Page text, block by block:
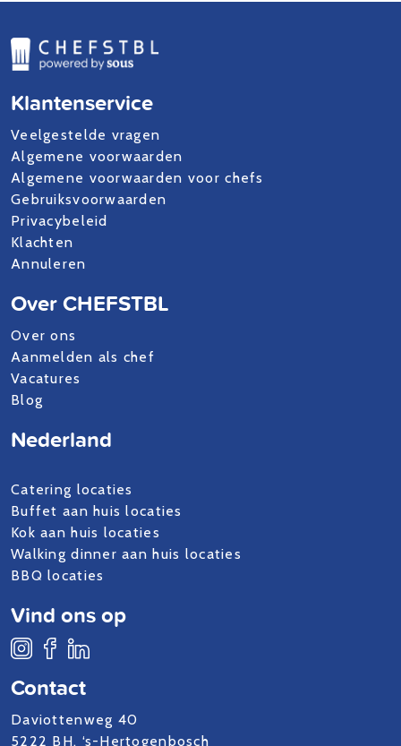
Klantenservice
Veelgestelde vragen
Algemene voorwaarden
Algemene voorwaarden voor chefs
Gebruiksvoorwaarden
Privacybeleid
Klachten
Annuleren
Over CHEFSTBL
Over ons
Aanmelden als chef
Vacatures
Blog
Contact
Daviottenweg 40
5222 BH, ‘s-Hertogenbosch
Nederland
Catering locaties
Buffet aan huis locaties
Kok aan huis locaties
Walking dinner aan huis locaties
BBQ locaties
Vind ons op